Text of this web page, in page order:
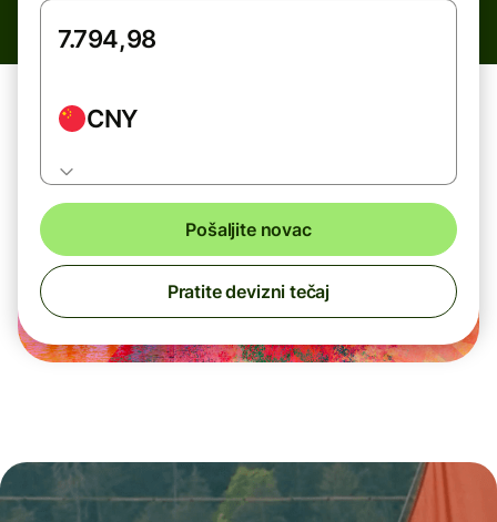
CNY
Pošaljite novac
Pratite devizni tečaj